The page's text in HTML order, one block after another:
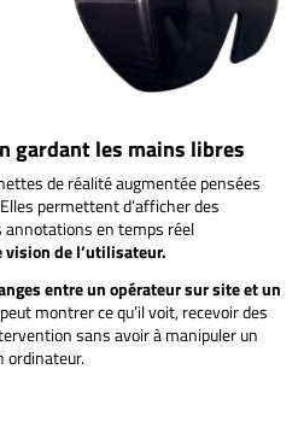
gardant les mains libres
de réalité augmentée pensées
permettent d’afficher des
annotations en temps réel
de l’utilisateur.
entre un opérateur sur site et un
montrer ce qu’il voit, recevoir des
sans avoir à manipuler un
ordinateur.